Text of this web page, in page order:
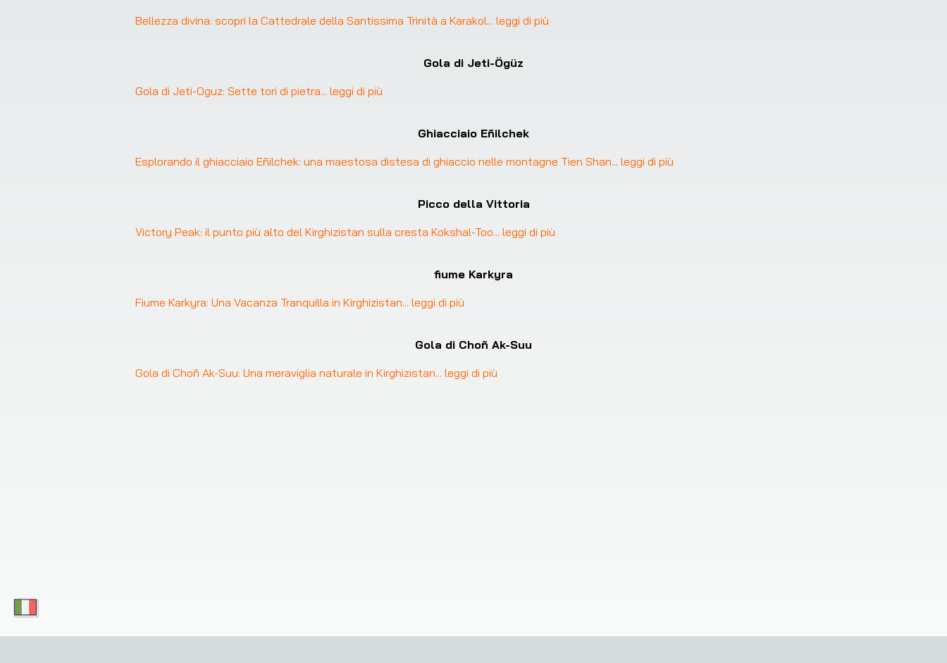
Bellezza divina: scopri la Cattedrale della Santissima Trinità a Karakol... leggi di più
Gola di Jeti-Ögüz
Gola di Jeti-Oguz: Sette tori di pietra... leggi di più
Ghiacciaio Eñilchek
Esplorando il ghiacciaio Eñilchek: una maestosa distesa di ghiaccio nelle montagne Tien Shan... leggi di più
Picco della Vittoria
Victory Peak: il punto più alto del Kirghizistan sulla cresta Kokshal-Too... leggi di più
fiume Karkyra
Fiume Karkyra: Una Vacanza Tranquilla in Kirghizistan... leggi di più
Gola di Choñ Ak-Suu
Gola di Choñ Ak-Suu: Una meraviglia naturale in Kirghizistan... leggi di più